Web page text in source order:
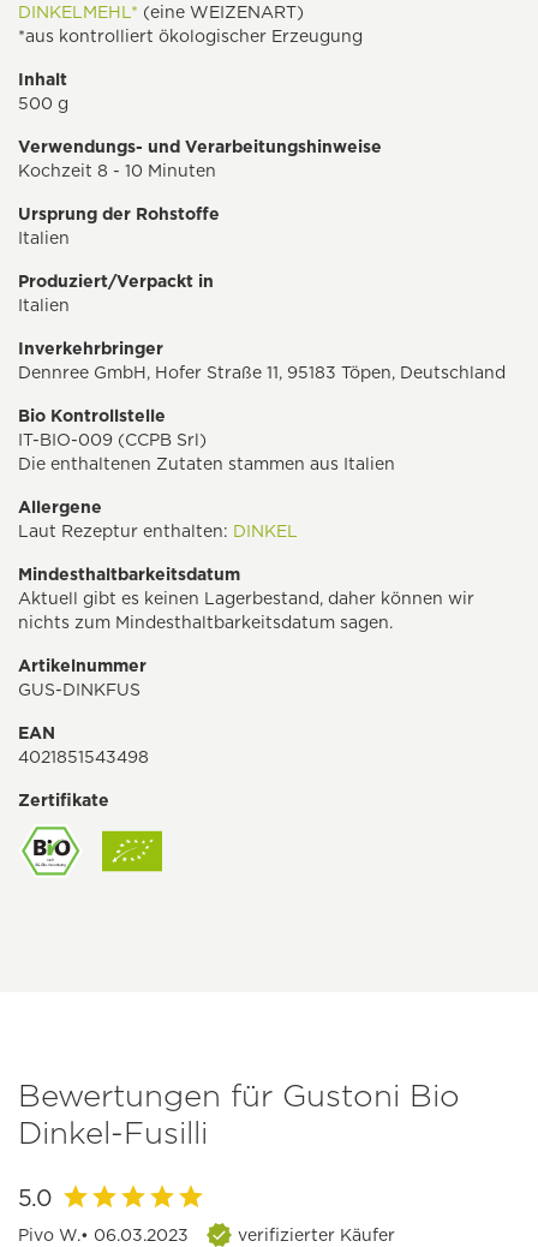
DINKELMEHL* (eine WEIZENART)
*aus kontrolliert ökologischer Erzeugung
Inhalt
500 g
Verwendungs- und Verarbeitungshinweise
Kochzeit 8 - 10 Minuten
Ursprung der Rohstoffe
Italien
Produziert/Verpackt in
Italien
Inverkehrbringer
Dennree GmbH, Hofer Straße 11, 95183 Töpen, Deutschland
Bio Kontrollstelle
IT-BIO-009 (CCPB Srl)
Die enthaltenen Zutaten stammen aus Italien
Allergene
Laut Rezeptur enthalten: DINKEL
Mindesthaltbarkeitsdatum
Aktuell gibt es keinen Lagerbestand, daher können wir
nichts zum Mindesthaltbarkeitsdatum sagen.
Artikelnummer
GUS-DINKFUS
EAN
4021851543498
Zertifikate
Bewertungen für Gustoni Bio
Dinkel-Fusilli
5.0
Pivo W.• 06.03.2023 verifizierter Käufer